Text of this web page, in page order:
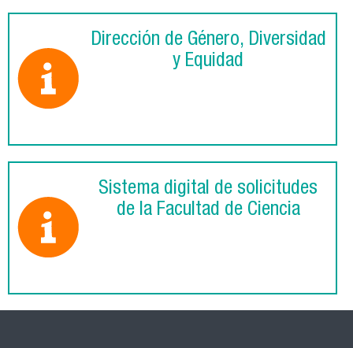
Dirección de Género, Diversidad
y Equidad
Sistema digital de solicitudes
de la Facultad de Ciencia